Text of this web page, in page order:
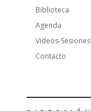
Biblioteca
Agenda
Videos-Sesiones
Contacto